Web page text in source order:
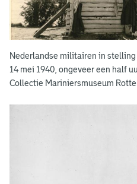
l
Nederlandse militairen in
14 mei 1940, ongeveer een half
Collectie Mariniersmuseum